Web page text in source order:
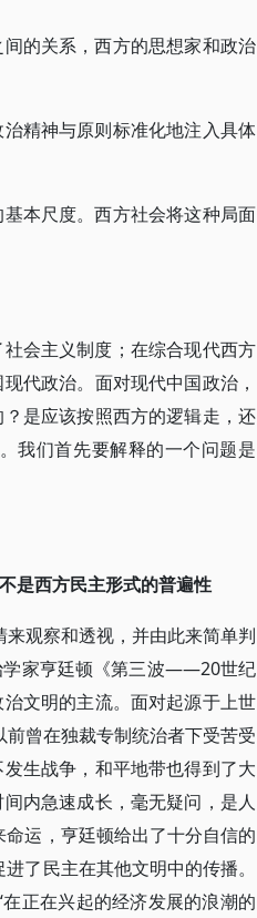
的关系，西方的思想家和政治
精神与原则标准化地注入具体
本尺度。西方社会将这种局面
会主义制度；在综合现代西方
代政治。面对现代中国政治，
是应该按照西方的逻辑走，还
我们首先要解释的一个问题是
是西方民主形式的普遍性
来观察和透视，并由此来简单判
学家亨廷顿《第三波——20世纪
文明的主流。面对起源于上世
曾在独裁专制统治者下受苦受
生战争，和平地带也得到了大
内急速成长，毫无疑问，是人
运，亨廷顿给出了十分自信的
了民主在其他文明中的传播。
正在兴起的经济发展的浪潮的